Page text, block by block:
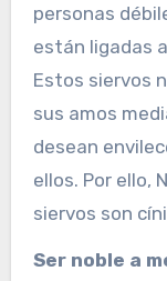
personas
están ligadas
Estos siervos
sus amos
desean
ellos. Por ello,
siervos son
Ser noble a